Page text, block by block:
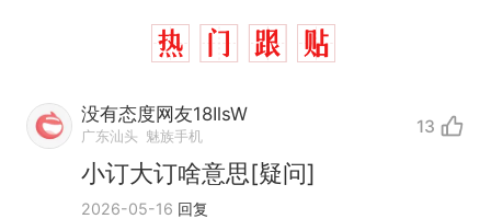
没有态度网友18IlsW
广东汕头 魅族手机 13
小订大订啥意思[疑问]
2026-05-16 回复